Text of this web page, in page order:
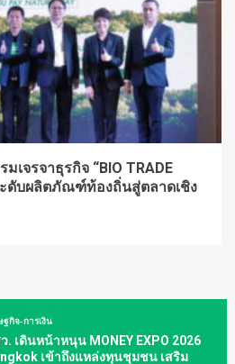
เจรจาธุรกิจ “BIO TRADE
ะดับผลิตภัณฑ์ท้องถิ่นสู่ตลาดเชิง
ฐกิจ-การเงิน
. เดินหน้าหนุน MONEY EXPO 2026
เข้าถึงแหล่งทุนชุมชน เสริม